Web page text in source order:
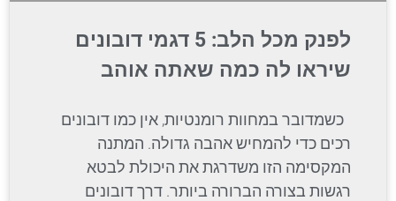
לפנק מכל הלב: 5 דגמי דובונים
שיראו לה כמה שאתה אוהב
כשמדובר במחוות רומנטיות, אין כמו דובונים
רכים כדי להמחיש אהבה גדולה. המתנה
המקסימה הזו משדרגת את היכולת לבטא
רגשות בצורה הברורה ביותר. דרך דובונים